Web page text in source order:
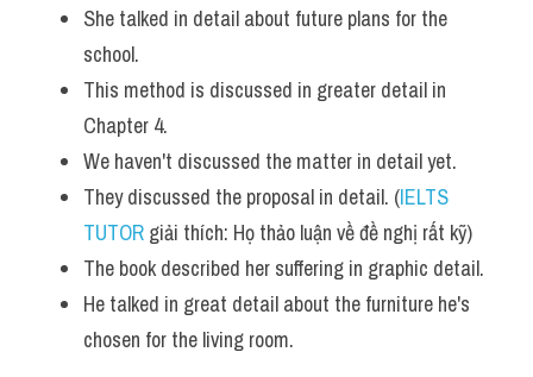
She talked in detail about future plans for the
school.
This method is discussed in greater detail in
Chapter 4.
We haven't discussed the matter in detail yet.
They discussed the proposal in detail. (IELTS
TUTOR giải thích: Họ thảo luận về đề nghị rất kỹ)
The book described her suffering in graphic detail.
He talked in great detail about the furniture he's
chosen for the living room.